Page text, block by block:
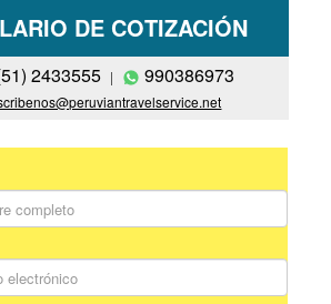
DE COTIZACIÓN
2433555 | 990386973